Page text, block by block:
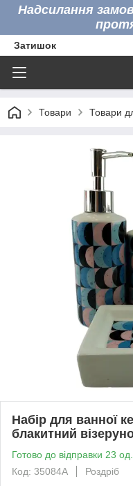
Надсилання
Затишок
Товари Товари
Набір для ванної
блакитний
Готово до відправки 23 од.
Код: 35084A
Роздріб